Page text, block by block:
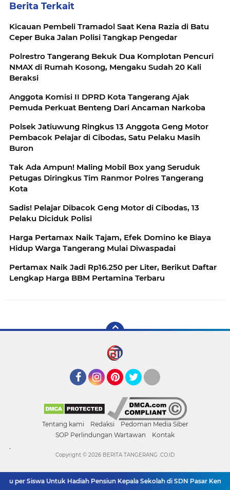
Berita Terkait
Kicauan Pembeli Tramadol Saat Kena Razia di Batu
Ceper Buka Jalan Polisi Tangkap Pengedar
Polrestro Tangerang Bekuk Dua Komplotan Pencuri
NMAX di Rumah Kosong, Mengaku Sudah 20 Kali
Beraksi
Anggota Komisi II DPRD Kota Tangerang Ajak
Pemuda Perkuat Benteng Dari Ancaman Narkoba
Polsek Jatiuwung Ringkus 13 Anggota Geng Motor
Pembacok Pelajar di Cibodas, Satu Pelaku Masih
Buron
Tak Ada Ampun! Maling Mobil Box yang Seruduk
Petugas Diringkus Tim Ranmor Polres Tangerang
Kota
Sadis! Pelajar Dibacok Geng Motor di Cibodas, 13
Pelaku Diciduk Polisi
Harga Pertamax Naik Tajam, Efek Domino ke Biaya
Hidup Warga Tangerang Mulai Diwaspadai
Pertamax Naik Jadi Rp16.250 per Liter, Berikut Daftar
Lengkap Harga BBM Pertamina Terbaru
Tentang kami Redaksi
Pedoman Media Siber
SOP Perlindungan Wartawan
Kontak
.
per Siswa Untuk Hadiah Pensiun Kepala Sekolah di SDN Pasar Kemis
Copyright © 2026 BERITA TANGERANG .CO.ID